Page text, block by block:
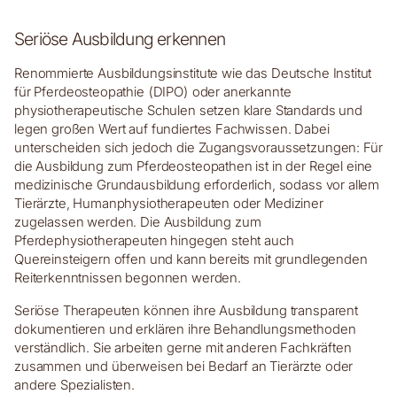
Seriöse Ausbildung erkennen
Renommierte Ausbildungsinstitute wie das Deutsche Institut
für Pferdeosteopathie (DIPO) oder anerkannte
physiotherapeutische Schulen setzen klare Standards und
legen großen Wert auf fundiertes Fachwissen. Dabei
unterscheiden sich jedoch die Zugangsvoraussetzungen: Für
die Ausbildung zum Pferdeosteopathen ist in der Regel eine
medizinische Grundausbildung erforderlich, sodass vor allem
Tierärzte, Humanphysiotherapeuten oder Mediziner
zugelassen werden. Die Ausbildung zum
Pferdephysiotherapeuten hingegen steht auch
Quereinsteigern offen und kann bereits mit grundlegenden
Reiterkenntnissen begonnen werden.
Seriöse Therapeuten können ihre Ausbildung transparent
dokumentieren und erklären ihre Behandlungsmethoden
verständlich. Sie arbeiten gerne mit anderen Fachkräften
zusammen und überweisen bei Bedarf an Tierärzte oder
andere Spezialisten.